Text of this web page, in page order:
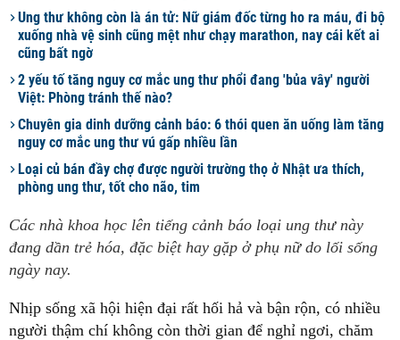
Ung thư không còn là án tử: Nữ giám đốc từng ho ra máu, đi bộ
xuống nhà vệ sinh cũng mệt như chạy marathon, nay cái kết ai
cũng bất ngờ
2 yếu tố tăng nguy cơ mắc ung thư phổi đang 'bủa vây' người
Việt: Phòng tránh thế nào?
Chuyên gia dinh dưỡng cảnh báo: 6 thói quen ăn uống làm tăng
nguy cơ mắc ung thư vú gấp nhiều lần
Loại củ bán đầy chợ được người trường thọ ở Nhật ưa thích,
phòng ung thư, tốt cho não, tim
Các nhà khoa học lên tiếng cảnh báo loại ung thư này
đang dần trẻ hóa, đặc biệt hay gặp ở phụ nữ do lối sống
ngày nay.
Nhịp sống xã hội hiện đại rất hối hả và bận rộn, có nhiều
người thậm chí không còn thời gian để nghỉ ngơi, chăm